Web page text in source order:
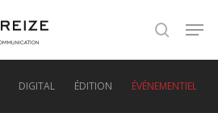
search
DIGITAL ÉDITION ÉVÉNEMENTIEL